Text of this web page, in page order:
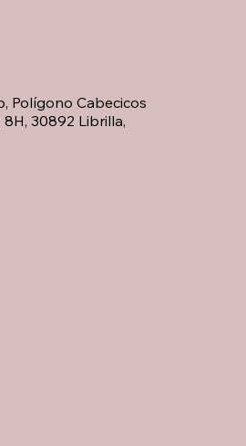
Polígono Cabecicos
8H, 30892 Librilla,